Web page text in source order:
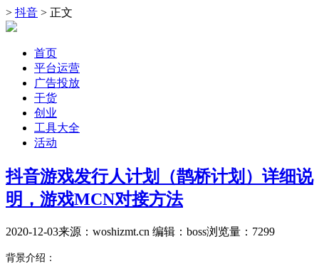
> 抖音 > 正文
首页
平台运营
广告投放
干货
创业
工具大全
活动
抖音游戏发行人计划（鹊桥计划）详细说
明，游戏MCN对接方法
2020-12-03来源：woshizmt.cn 编辑：boss浏览量： 7299
背景介绍：